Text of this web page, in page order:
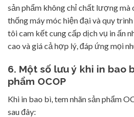
sản phẩm không chỉ chất lượng
thống máy móc hiện đại và quy
tôi cam kết cung cấp dịch vụ in ấn
cao và giá cả hợp lý, đáp ứng mọi
6. Một số lưu ý khi in bao
phẩm OCOP
Khi in bao bì, tem nhãn sản phẩm
sau đây: